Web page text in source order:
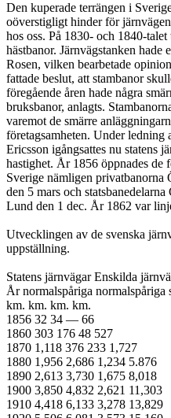
Den kuperade terrängen i
oöverstigligt hinder för
hos oss. På 1830- och 1840-
hästbanor. Järnvägstanken
Rosen, vilken bearbetade
fattade beslut, att stambanor
föregående åren hade några
bruksbanor, anlagts.
varemot de smärre
företagsamheten. Under ledning
Ericsson igångsattes nu statens
hastighet. År 1856 öppnades de
Sverige nämligen
den 5 mars och
Lund den 1 dec. År 1862 var
Utvecklingen av de svenska
uppställning.
Statens järnvägar Enskilda
År normalspåriga normalspåriga
km. km. km. km.
1856 32 34 — 66
1860 303 176 48 527
1870 1,118 376 233 1,727
1880 1,956 2,686 1,234 5.876
1890 2,613 3,730 1,675 8,018
1900 3,850 4,832 2,621 11,303
1910 4,418 6,133 3,278 13,829